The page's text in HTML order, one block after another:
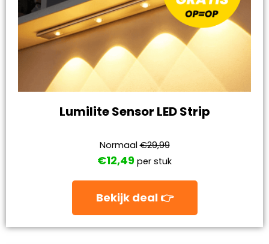
Lumilite Sensor LED Strip
Normaal€29,99
€12,49 per stuk
Bekijk deal 👉